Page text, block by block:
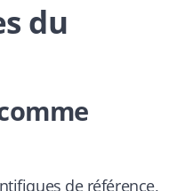
du
de référence,